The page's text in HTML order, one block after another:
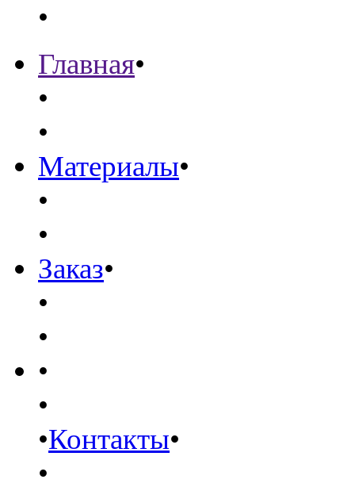
•
Главная•
•
•
Материалы•
•
•
Заказ•
•
•
•
•
•Контакты•
•